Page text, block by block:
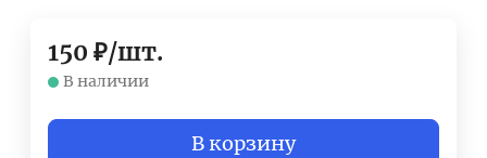
150 ₽/шт.
В наличии
В корзину